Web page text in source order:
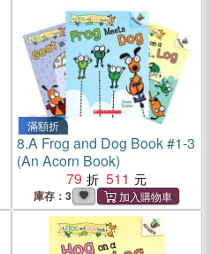
滿額折
8.A Frog and Dog Book #1-3
(An Acorn Book)
79
511
庫存：3